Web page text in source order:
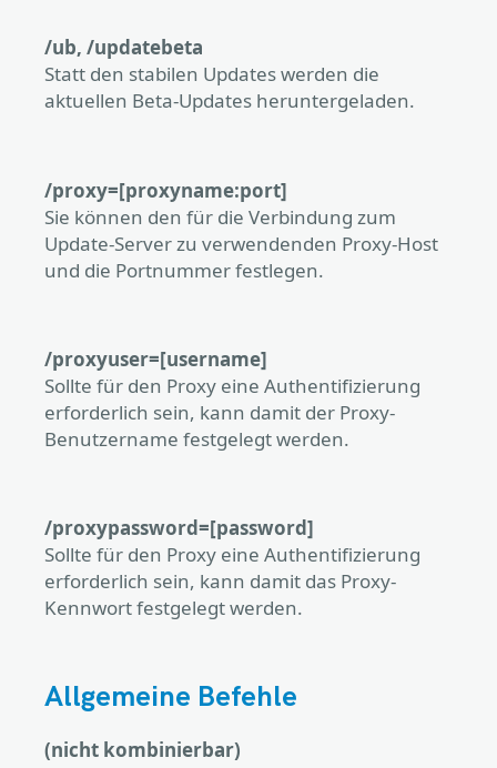
/ub, /updatebeta
Statt den stabilen Updates werden die
aktuellen Beta-Updates heruntergeladen.
/proxy=[proxyname:port]
Sie können den für die Verbindung zum
Update-Server zu verwendenden Proxy-Host
und die Portnummer festlegen.
/proxyuser=[username]
Sollte für den Proxy eine Authentifizierung
erforderlich sein, kann damit der Proxy-
Benutzername festgelegt werden.
/proxypassword=[password]
Sollte für den Proxy eine Authentifizierung
erforderlich sein, kann damit das Proxy-
Kennwort festgelegt werden.
Allgemeine Befehle
(nicht kombinierbar)